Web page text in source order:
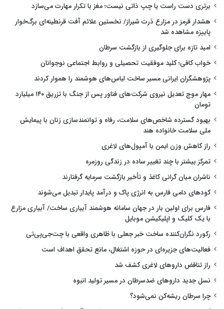
برتری دست راست یا چپ ذاتی نیست؛ مغز با تکرار مهارت می‌سازد
هشدار قرمز در مزارع ذرت شیراز/ نخستین علائم آفت قرنطینه‌ای برگ‌خوار
پاییزه مشاهده شد
امید تازه برای جلوگیری از بازگشت سرطان
خواب کافی؛ کلید موفقیت تحصیلی و روابط اجتماعی نوجوانان
پژوهشگران ایرانی مسیر ساخت لباس‌های هوشمند را هموار کردند
مهار موج تعدیل نیروی شرکت‌های فناور پس از جنگ با تزریق ۱۴۰ میلیارد
تومان
بهبود گسترده شاخص‌های سلامت، رفاه و توانمندسازی زنان با پیمایش
ملی سلامت خانواده هند
راز کاهش وزن ایمن با آمپول‌های لاغری
تمرکز بیشتر با چند تغییر ساده در زندگی روزمره
ناشران میان گرانی کاغذ و تأخیر بازگشت سرمایه گرفتارند
کودهای دامی فارس به انرژی پاک و درآمد پایدار تبدیل می‌شوند
فارس برای اولین بار در جهان سامانه هوشمند آبیاری ساخت/ آبیاری مزارع
با یک کلیک و اپلیکیشن موبایل
رکورد نگران‌کننده ساخت خبر جعلی با ظاهری واقعی با چت‌جی‌پی‌تی
فعالیت‌های جزیره‌ای در حوزه اشتغال، مانع تحقق اهداف است
راز تناقض داروهای لاغری کشف شد
نسل جدید داروهای ضدسرطان در مسیر تولید انبوه
چرا سرطان ریشه‌کن نمی‌شود؟